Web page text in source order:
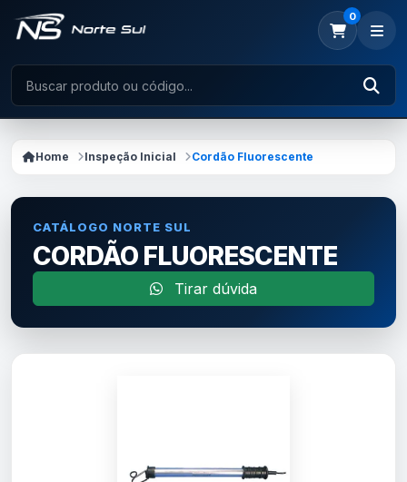
0
Home Inspeção Inicial Cordão Fluorescente
CATÁLOGO NORTE SUL
CORDÃO FLUORESCENTE
Tirar dúvida